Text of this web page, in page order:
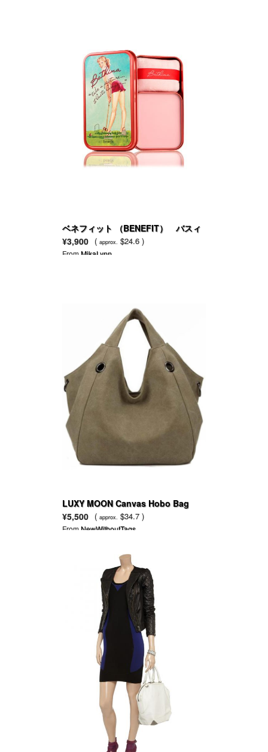
ベネフィット （BENEFIT） バスィ
ーナ テイク ア ピクチャーボディバー
ム
¥3,900 ( approx. $24.6 )
FromMikaLynn
LUXY MOON Canvas Hobo Bag
¥5,500 ( approx. $34.7 )
FromNewWithoutTags